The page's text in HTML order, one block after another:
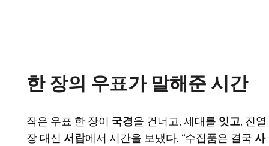
한 장의 우표가 말해준 시간
작은 우표 한 장이 국경을 건너고, 세대를 잇고, 진열
장 대신 서랍에서 시간을 보냈다. “수집품은 결국 사